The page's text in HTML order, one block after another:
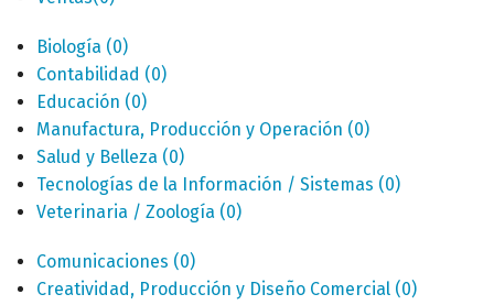
Biología (0)
Contabilidad (0)
Educación (0)
Manufactura, Producción y Operación (0)
Salud y Belleza (0)
Tecnologías de la Información / Sistemas (0)
Veterinaria / Zoología (0)
Comunicaciones (0)
Creatividad, Producción y Diseño Comercial (0)